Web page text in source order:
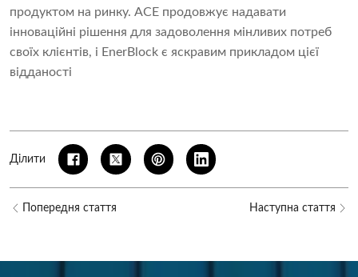
продуктом на ринку. ACE продовжує надавати
інноваційні рішення для задоволення мінливих потреб
своїх клієнтів, і EnerBlock є яскравим прикладом цієї
відданості
Ділити
Попередня стаття Наступна стаття